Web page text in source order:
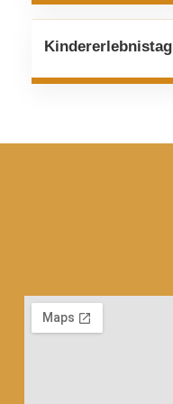
Kindererlebnistag